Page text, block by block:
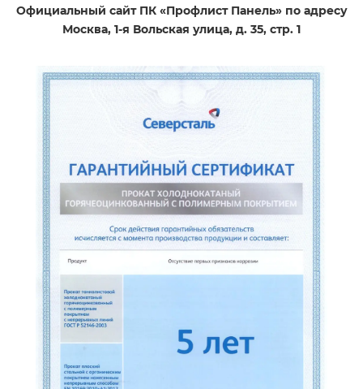
Официальный сайт ПК «Профлист Панель» по адресу
Москва, 1-я Вольская улица, д. 35, стр. 1